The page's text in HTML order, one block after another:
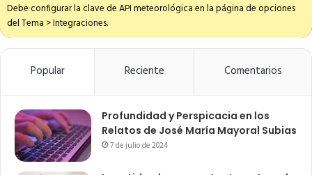
Debe configurar la clave de API meteorológica en la página de opciones
del Tema > Integraciones.
Popular Reciente Comentarios
Profundidad y Perspicacia en los
Relatos de José María Mayoral Subias
7 de julio de 2024